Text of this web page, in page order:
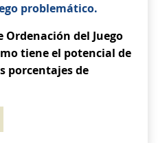
problemático.
Ordenación del Juego
tiene el potencial de
porcentajes de